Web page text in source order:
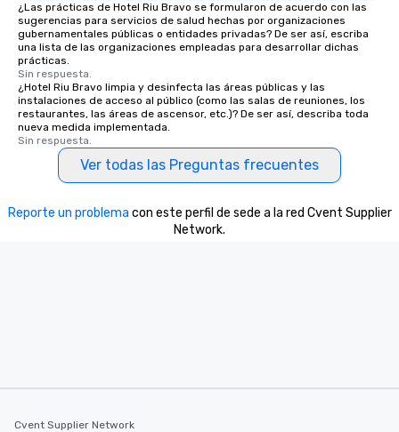
¿Las prácticas de Hotel Riu Bravo se formularon de acuerdo con las
sugerencias para servicios de salud hechas por organizaciones
gubernamentales públicas o entidades privadas? De ser así, escriba
una lista de las organizaciones empleadas para desarrollar dichas
prácticas.
Sin respuesta.
¿Hotel Riu Bravo limpia y desinfecta las áreas públicas y las
instalaciones de acceso al público (como las salas de reuniones, los
restaurantes, las áreas de ascensor, etc.)? De ser así, describa toda
nueva medida implementada.
Sin respuesta.
Ver todas las Preguntas frecuentes
Reporte un problema con este perfil de sede a la red Cvent Supplier
Network.
Cvent Supplier Network